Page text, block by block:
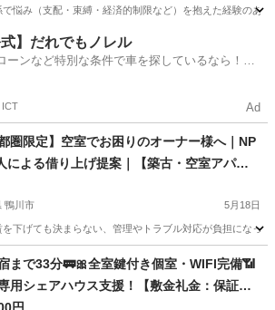
悩み（支配・束縛・経済的制限など）を抱えた経験のあ
他 アンケート
式】だれでもノレル
ーンなど特別な条件で車を探しているなら！金
ICT Ad
都圏限定】空室でお困りのオーナー様へ｜NP
による借り上げ提案｜【築古・空室アパー
鴨川市 5月18日
を下げても決まらない、管理やトラブル対応が負担にな
販売/土地売買 物件
まで33分🚃🎀全室鍵付き個室・WIFI完備📶
用シェアハウス支援！【敷金礼金：保証人